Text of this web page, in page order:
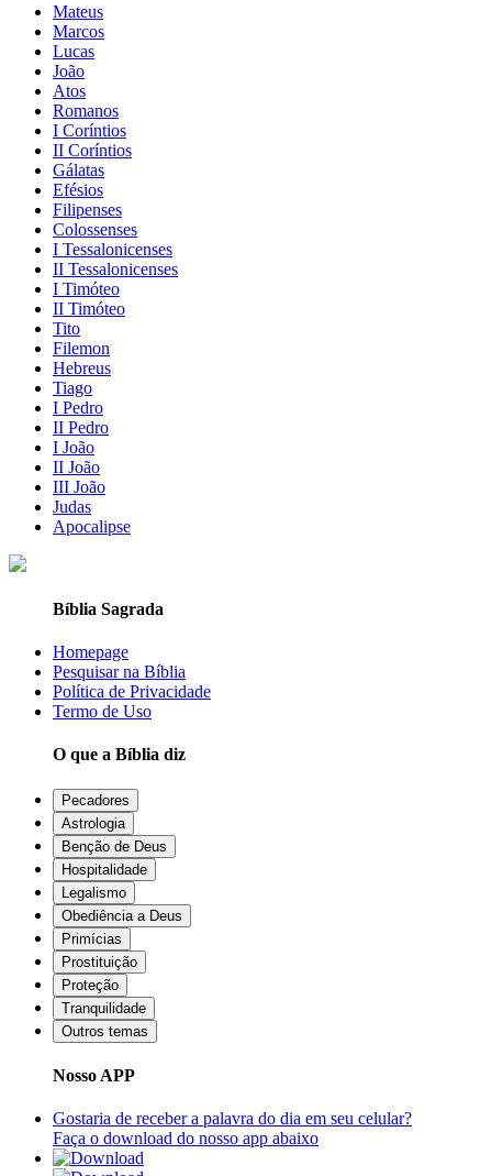
Mateus
Marcos
Lucas
João
Atos
Romanos
I Coríntios
II Coríntios
Gálatas
Efésios
Filipenses
Colossenses
I Tessalonicenses
II Tessalonicenses
I Timóteo
II Timóteo
Tito
Filemon
Hebreus
Tiago
I Pedro
II Pedro
I João
II João
III João
Judas
Apocalipse
Bíblia Sagrada
Homepage
Pesquisar na Bíblia
Política de Privacidade
Termo de Uso
O que a Bíblia diz
Pecadores
Astrologia
Benção de Deus
Hospitalidade
Legalismo
Obediência a Deus
Primícias
Prostituição
Proteção
Tranquilidade
Outros temas
Nosso APP
Gostaria de receber a palavra do dia em seu celular?
Faça o download do nosso app abaixo